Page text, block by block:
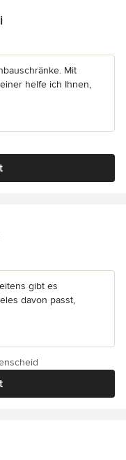
Sternen
Mit
helfe ich Ihnen,
Sternen
gibt es
davon passt,